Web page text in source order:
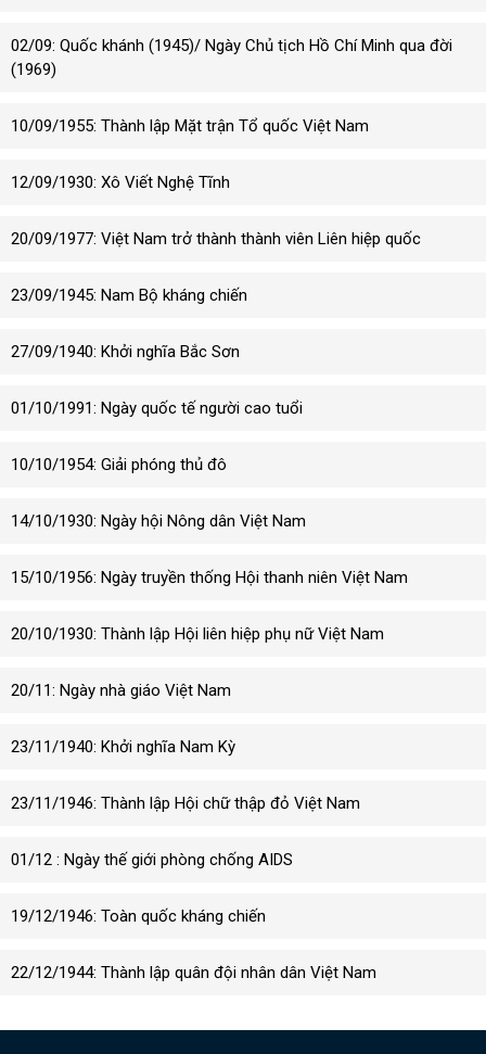
02/09: Quốc khánh (1945)/ Ngày Chủ tịch Hồ Chí Minh qua đời
(1969)
10/09/1955: Thành lập Mặt trận Tổ quốc Việt Nam
12/09/1930: Xô Viết Nghệ Tĩnh
20/09/1977: Việt Nam trở thành thành viên Liên hiệp quốc
23/09/1945: Nam Bộ kháng chiến
27/09/1940: Khởi nghĩa Bắc Sơn
01/10/1991: Ngày quốc tế người cao tuổi
10/10/1954: Giải phóng thủ đô
14/10/1930: Ngày hội Nông dân Việt Nam
15/10/1956: Ngày truyền thống Hội thanh niên Việt Nam
20/10/1930: Thành lập Hội liên hiệp phụ nữ Việt Nam
20/11: Ngày nhà giáo Việt Nam
23/11/1940: Khởi nghĩa Nam Kỳ
23/11/1946: Thành lập Hội chữ thập đỏ Việt Nam
01/12 : Ngày thế giới phòng chống AIDS
19/12/1946: Toàn quốc kháng chiến
22/12/1944: Thành lập quân đội nhân dân Việt Nam